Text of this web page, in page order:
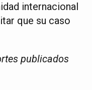
internacional
que su caso
publicados